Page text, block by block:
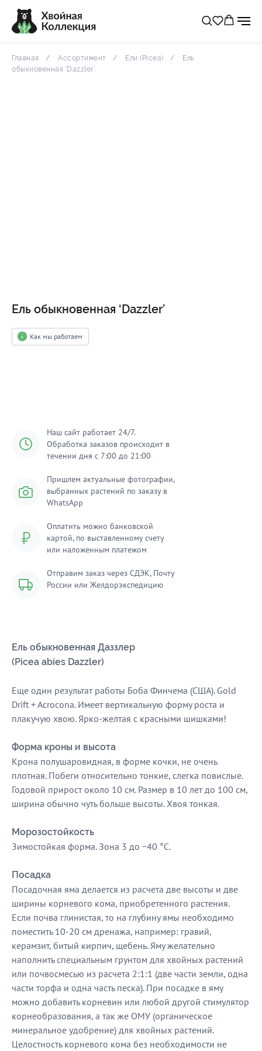
Главная Ассортимент Ели (Picea)
Ель
обыкновенная ‘Dazzler’
Ель обыкновенная ‘Dazzler’
Как мы работаем
Наш сайт работает 24/7.
Обработка заказов происходит в
течении дня с 7:00 до 21:00
Пришлем актуальные фотографии,
выбранных растений по заказу в
WhatsApp
Отправим заказ через СДЭК, Почту
России или Желдорэкспедицию
Оплатить можно банковской
картой, по выставленному счету
или наложенным платежом
Ель обыкновенная Даззлер
(Picea abies Dazzler)
Еще один результат работы Боба Финчема (США). Gold
Drift + Acrocona. Имеет вертикальную форму роста и
плакучую хвою. Ярко-желтая с красными шишками!
Форма кроны и высота
Крона полушаровидная, в форме кочки, не очень
плотная. Побеги относительно тонкие, слегка повислые.
Годовой прирост около 10 см. Размер в 10 лет до 100 см,
ширина обычно чуть больше высоты. Хвоя тонкая.
Морозостойкость
Зимостойкая форма. Зона 3 до −40 °C.
Посадка
Посадочная яма делается из расчета две высоты и две
ширины корневого кома, приобретенного растения.
Если почва глинистая, то на глубину ямы необходимо
поместить 10-20 см дренажа, например: гравий,
керамзит, битый кирпич, щебень. Яму желательно
наполнить специальным грунтом для хвойных растений
или почвосмесью из расчета 2:1:1 (две части земли, одна
части торфа и одна часть песка). При посадке в яму
можно добавить корневин или любой другой стимулятор
корнеобразования, а так же ОМУ (органическое
минеральное удобрение) для хвойных растений.
Целостность корневого кома без необходимости не